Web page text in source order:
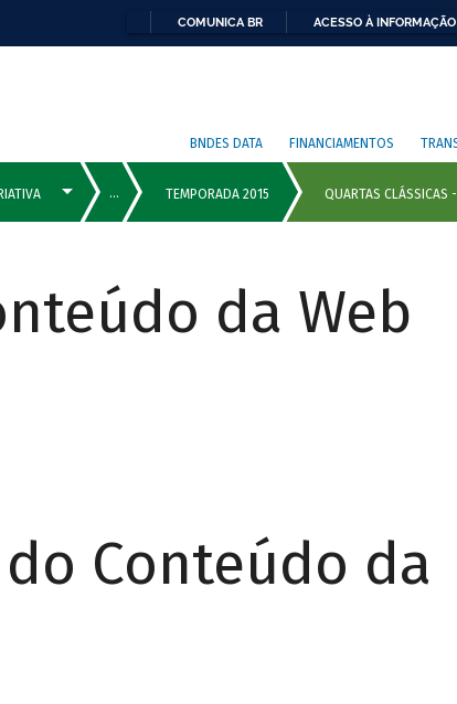
COMUNICA BR ACESSO À INFORMAÇÃO
BNDES DATA FINANCIAMENTOS
da Web
Conteúdo da